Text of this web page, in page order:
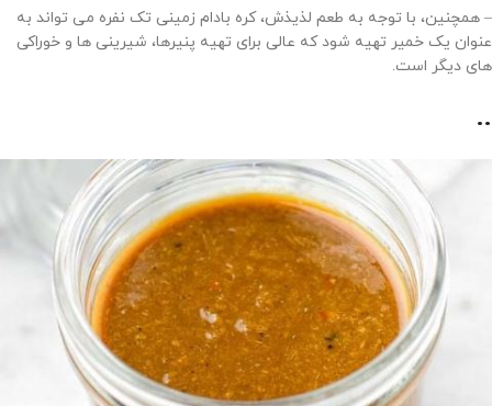
– همچنین، با توجه به طعم لذیذش، کره بادام زمینی تک نفره می تواند به
عنوان یک خمیر تهیه شود که عالی برای تهیه پنیرها، شیرینی ها و خوراکی
های دیگر است.
..